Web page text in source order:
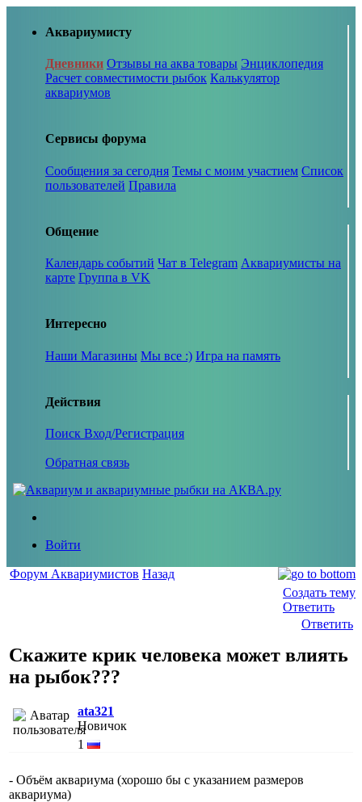
Аквариумисту
Дневники Отзывы на аква товары Энциклопедия
Расчет совместимости рыбок Калькулятор
аквариумов
Сервисы форума
Сообщения за сегодня Темы с моим участием Список
пользователей Правила
Общение
Календарь событий Чат в Telegram Аквариумисты на
карте Группа в VK
Интересно
Наши Магазины Мы все :) Игра на память
Действия
Поиск Вход/Регистрация
Обратная связь
Войти
Форум Аквариумистов Назад
Создать тему
Ответить
Ответить
Скажите крик человека может влиять
на рыбок???
ata321
Новичок
1
- Объём аквариума (хорошо бы с указанием размеров
аквариума)